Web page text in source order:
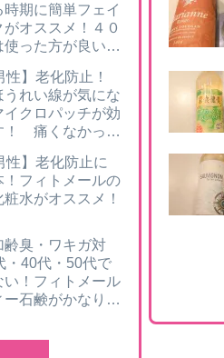
時期に簡単フェイ
がオススメ！４０
使った方が良いで
性】老化防止！
うれい線が気にな
イクロパッチが効
！ 痛くなかった
性】老化防止に
！フィトメールの
水がオススメ！
齢臭・ワキガ対
・40代・50代で
い！フィトメール
ー石鹸がかなり消